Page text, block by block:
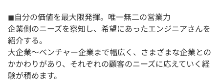
◼︎自分の価値を最大限発揮。唯一無二の営業力
企業側のニーズを察知し、希望にあったエンジニアさんを
紹介する。
大企業～ベンチャー企業まで幅広く、さまざまな企業との
かかわりがあり、それぞれの顧客のニーズに応えていく経
験が積めます。